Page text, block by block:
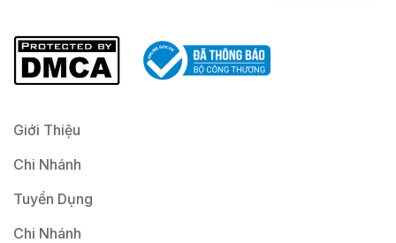
i
*
Giới Thiệu
Chi Nhánh
Tuyển Dụng
Chi Nhánh